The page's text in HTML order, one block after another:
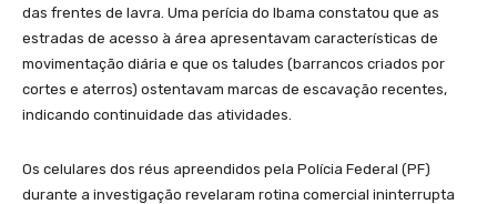
das frentes de lavra. Uma perícia do Ibama constatou que as
estradas de acesso à área apresentavam características de
movimentação diária e que os taludes (barrancos criados por
cortes e aterros) ostentavam marcas de escavação recentes,
indicando continuidade das atividades.
Os celulares dos réus apreendidos pela Polícia Federal (PF)
durante a investigação revelaram rotina comercial ininterrupta